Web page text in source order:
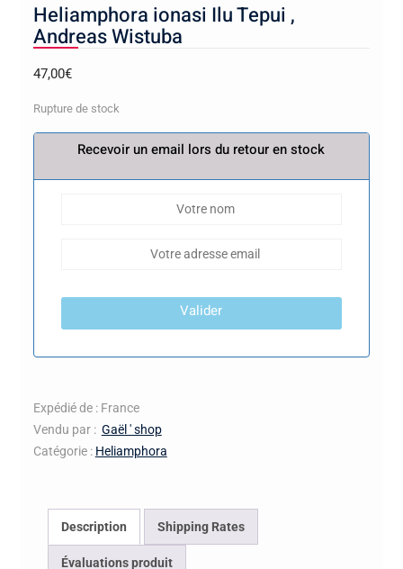
Heliamphora ionasi Ilu Tepui ,
Andreas Wistuba
47,00€
Rupture de stock
Recevoir un email lors du retour en stock
Valider
Expédié de : France
Vendu par : Gaël ' shop
Catégorie : Heliamphora
Description Shipping Rates
Évaluations produit